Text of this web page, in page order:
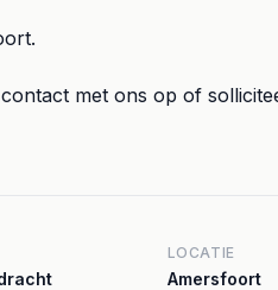
met ons op of
LOCATIE
Amersfoort